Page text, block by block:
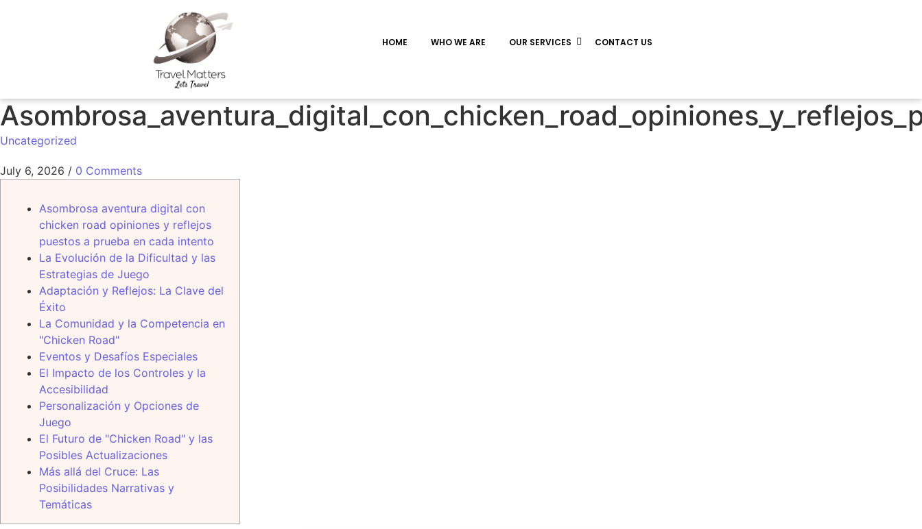
HOME WHO WE ARE OUR SERVICES CONTACT US
Uncategorized
July 6, 2026 / 0 Comments
Asombrosa aventura digital con
chicken road opiniones y reflejos
puestos a prueba en cada intento
La Evolución de la Dificultad y las
Estrategias de Juego
Adaptación y Reflejos: La Clave del
Éxito
La Comunidad y la Competencia en
"Chicken Road"
Eventos y Desafíos Especiales
El Impacto de los Controles y la
Accesibilidad
Personalización y Opciones de
Juego
El Futuro de "Chicken Road" y las
Posibles Actualizaciones
Más allá del Cruce: Las
Posibilidades Narrativas y
Temáticas